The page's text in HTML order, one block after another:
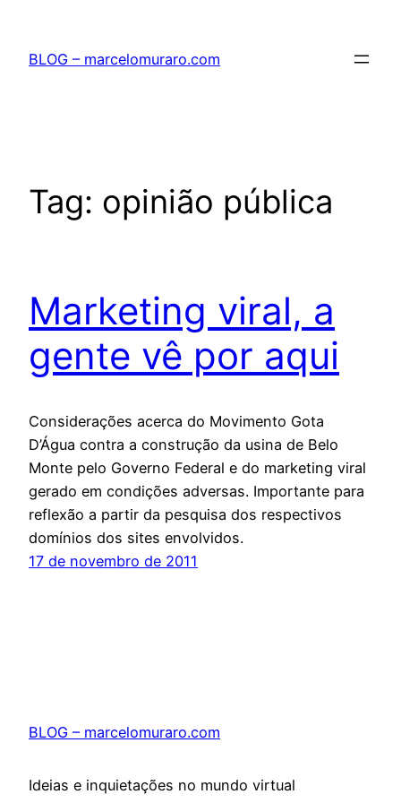
BLOG – marcelomuraro.com
Tag: opinião pública
Marketing viral, a
gente vê por aqui
Considerações acerca do Movimento Gota
D’Água contra a construção da usina de Belo
Monte pelo Governo Federal e do marketing viral
gerado em condições adversas. Importante para
reflexão a partir da pesquisa dos respectivos
domínios dos sites envolvidos.
17 de novembro de 2011
BLOG – marcelomuraro.com
Ideias e inquietações no mundo virtual